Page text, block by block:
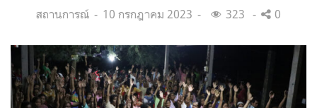
Categories:
สถานการณ์
Posted
10 กรกฎาคม 2023 323 0